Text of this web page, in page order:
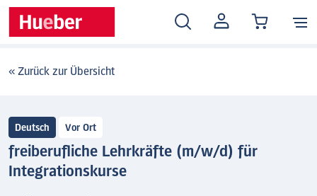
MEIN
KONTO
« Zurück zur Übersicht
Deutsch Vor Ort
freiberufliche Lehrkräfte (m/w/d) für
Integrationskurse